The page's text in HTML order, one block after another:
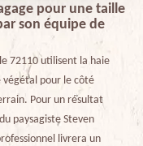
pour une taille
son équipe de
72110 utilisent la haie
végétal pour le côté
Pour un résultat
paysagiste Steven
livrera un